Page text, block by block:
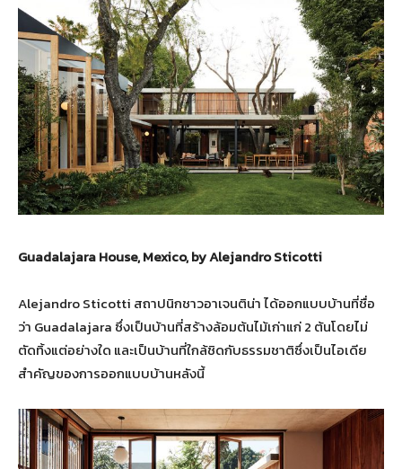
Guadalajara House, Mexico, by Alejandro Sticotti
Alejandro Sticotti สถาปนิกชาวอาเจนติน่า ได้ออกแบบบ้านที่ชื่อ
ว่า Guadalajara ซึ่งเป็นบ้านที่สร้างล้อมต้นไม้เก่าแก่ 2 ต้นโดยไม่
ตัดทิ้งแต่อย่างใด และเป็นบ้านที่ใกล้ชิดกับธรรมชาติซึ่งเป็นไอเดีย
สำคัญของการออกแบบบ้านหลังนี้